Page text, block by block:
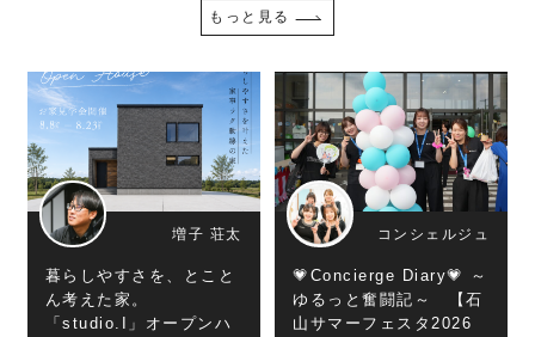
もっと見る
増子 荘太
暮らしやすさを、とこと
ん考えた家。
「studio.I」オープンハ
コンシェルジュ
💗Concierge Diary💗 ～
ゆるっと奮闘記～ 【石
山サマーフェスタ2026